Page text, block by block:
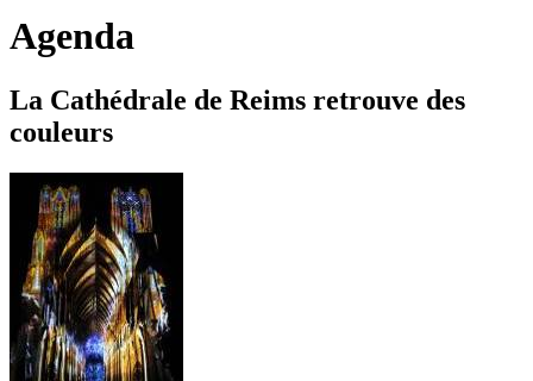
Agenda
La Cathédrale de Reims retrouve des
couleurs